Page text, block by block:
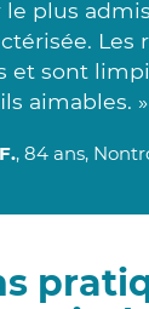
plus
Les
et sont
aimables. »
, 84 ans,